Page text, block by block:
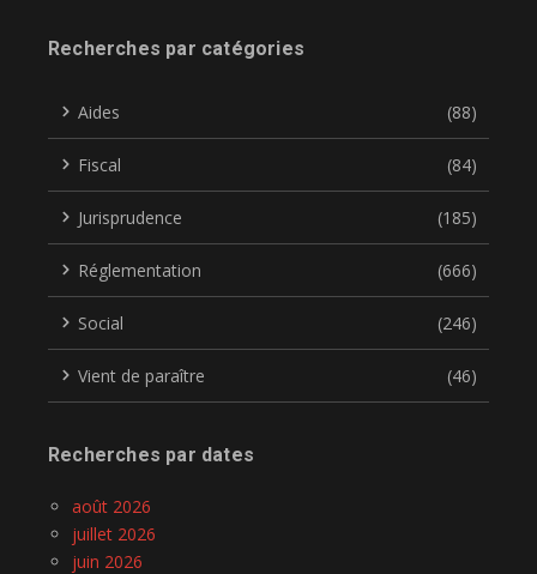
Recherches par catégories
Aides (88)
Fiscal (84)
Jurisprudence (185)
Réglementation (666)
Social (246)
Vient de paraître (46)
Recherches par dates
août 2026
juillet 2026
juin 2026